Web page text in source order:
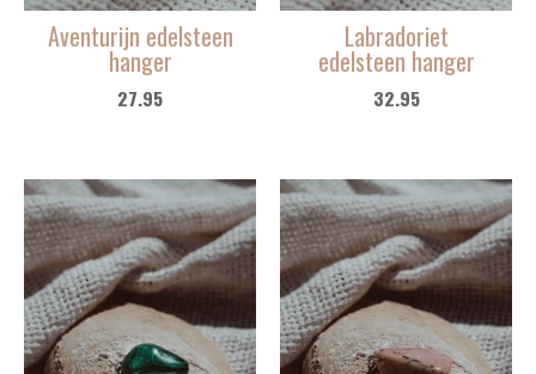
Aventurijn edelsteen
hanger
27.95
Labradoriet
edelsteen hanger
32.95